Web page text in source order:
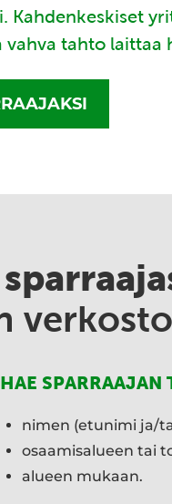
Kahdenkeskiset
tahto laittaa
HAE SPARRAAJAN
nimen (etunimi ja/
osaamisalueen tai
alueen mukaan.